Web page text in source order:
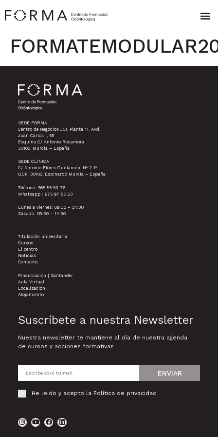
SEDE FORMA
Centro de Negocios JCI, Planta 11. Avd.
Juan Carlos I, 55
Esquina C/ Antonio Rocamora
30100. Murcia – España
SEDE CLÍNICA
C/ Antonio Flores Guillamón. Nº 2 1º
B.CP: 30100, Espinardo Murcia – España
Teléfono: 968 85 93 76
Whatsapp : 675 97 55 23
Lunes a viernes: 09:30 – 21:30
Sábado: 09:30 – 14:30
Titulación univesitaria
Cursos
El centro
Noticias
Contacto
Financiación | Santander
Aula Virtual
Localización
Alojamiento
Suscríbete a nuestra Newsletter
Nuestra newsletter te mantiene al día de nuestra agenda
de cursos y acciones formativas
He leido y acepto la Política de privacidad
ENVIAR